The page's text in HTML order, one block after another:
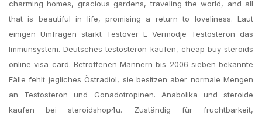
charming homes, gracious gardens, traveling the world, and all
that is beautiful in life, promising a return to loveliness. Laut
einigen Umfragen stärkt Testover E Vermodje Testosteron das
Immunsystem. Deutsches testosteron kaufen, cheap buy steroids
online visa card. Betroffenen Männern bis 2006 sieben bekannte
Fälle fehlt jegliches Östradiol, sie besitzen aber normale Mengen
an Testosteron und Gonadotropinen. Anabolika und steroide
kaufen bei steroidshop4u. Zuständig für fruchtbarkeit,